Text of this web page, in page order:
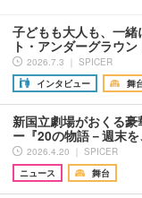
子どもも大人も、一
ト・アンダーグラウ
2026.7.3 ｜ SPICER
インタビュー
舞
新国立劇場がおくる
ー『20の物語－週末
2026.4.20 ｜ SPICER
ニュース
舞台